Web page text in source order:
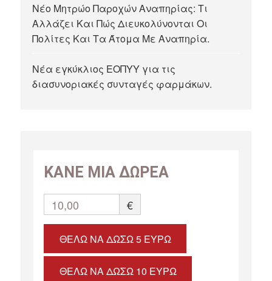
Νέο Μητρώο Παροχών Αναπηρίας: Τι
Αλλάζει Και Πώς Διευκολύνονται Οι
Πολίτες Και Τα Άτομα Με Αναπηρία.
Νέα εγκύκλιος ΕΟΠΥΥ για τις
διασυνοριακές συνταγές φαρμάκων.
ΚΑΝΕ ΜΙΑ ΔΩΡΕΑ
10,00 €
ΘΈΛΩ ΝΑ ΔΏΣΩ 5 ΕΥΡΏ
ΘΈΛΩ ΝΑ ΔΏΣΩ 10 ΕΥΡΏ